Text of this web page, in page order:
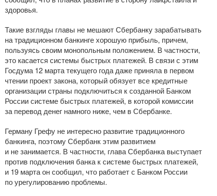
здоровья.
Такие взгляды главы не мешают Сбербанку зарабатывать
на традиционном банкинге хорошую прибыль, причем,
пользуясь своим монопольным положением. В частности,
это касается системы быстрых платежей. В связи с этим
Госдума 12 марта текущего года даже приняла в первом
чтении проект закона, который обязует все кредитные
организации страны подключиться к созданной Банком
России системе быстрых платежей, в которой комиссии
за перевод денег намного ниже, чем в Сбербанке.
Герману Грефу не интересно развитие традиционного
банкинга, поэтому Сбербанк этим развитием
и не занимается. В частности, глава Сбербанка выступает
против подключения банка к системе быстрых платежей,
и 19 марта он сообщил, что работает с Банком России
по урегулированию проблемы.